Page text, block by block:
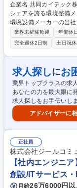
企業名 共同カイテック株式会社 求人名 【恵比寿/人事(
シェアを誇る環境整備メーカー/安定経
環境設備メーカーの当
を中心に、ご経験に応
厚生関連等)も兼任いただく予定です。 ■採用
の部門ニーズヒアリン
入社フォロー等） ■研
管理等の管理部門業務
ます。未経験業務に関
す。 募集職種 【恵比寿/人事(総務)】国内トップシェアを誇る環境整備メ
ーカー/安定経営◎
業界未経験歓迎 年間休
完全週休2日制
土日祝
求人探しにお
業界トップクラスの求
あなたの力を最大限に
求人探しをお手伝いし
アドバイザーに
正社員
株式会社ジールコミ
【社内エンジニ
創設/ITサービス
月給26万6000円以